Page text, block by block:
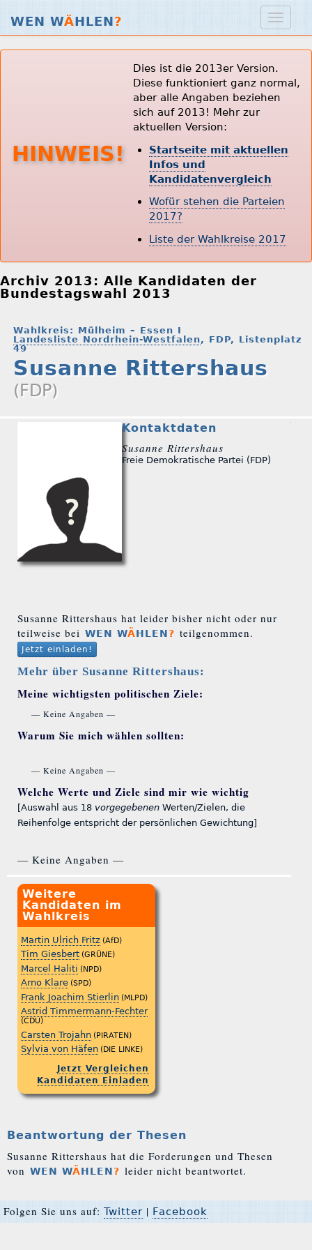
WEN WÄHLEN?
HINWEIS!
Dies ist die 2013er Version.
Diese funktioniert ganz normal,
aber alle Angaben beziehen
sich auf 2013! Mehr zur
aktuellen Version:
Startseite mit aktuellen
Infos und
Kandidatenvergleich
Wofür stehen die Parteien
2017?
Liste der Wahlkreise 2017
Archiv 2013: Alle Kandidaten der
Bundestagswahl 2013
Wahlkreis: Mülheim – Essen I
Landesliste Nordrhein-Westfalen, FDP, Listenplatz
49
Susanne Rittershaus
(FDP)
Susanne Rittershaus hat leider bisher nicht oder nur
teilweise bei WEN WÄHLEN? teilgenommen.
Jetzt einladen!
Mehr über Susanne Rittershaus:
Meine wichtigsten politischen Ziele:
— Keine Angaben —
Warum Sie mich wählen sollten:
— Keine Angaben —
Welche Werte und Ziele sind mir wie wichtig
[Auswahl aus 18 vorgegebenen Werten/Zielen, die
Reihenfolge entspricht der persönlichen Gewichtung]
— Keine Angaben —
Kontaktdaten
Susanne Rittershaus
Freie Demokratische Partei (FDP)
Weitere
Kandidaten im
Wahlkreis
Martin Ulrich Fritz (AfD)
Tim Giesbert (GRÜNE)
Marcel Haliti (NPD)
Arno Klare (SPD)
Frank Joachim Stierlin (MLPD)
Astrid Timmermann-Fechter
(CDU)
Carsten Trojahn (PIRATEN)
Sylvia von Häfen (DIE LINKE)
Jetzt Vergleichen
Kandidaten Einladen
Beantwortung der Thesen
Susanne Rittershaus hat die Forderungen und Thesen
von WEN WÄHLEN? leider nicht beantwortet.
Folgen Sie uns auf: Twitter | Facebook